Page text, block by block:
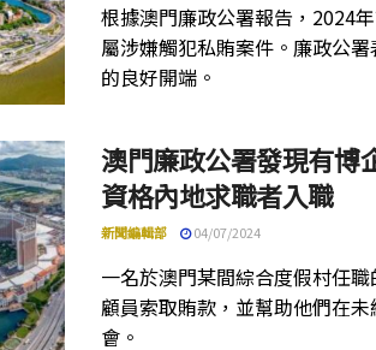
根據澳門廉政公署報告，2024
屬涉嫌觸犯私賄案件。廉政公
的良好開端。
澳門廉政公署發現有博
資格內地求職者入職
新聞編輯部 04/07/2024
一名於澳門某間綜合度假村任
顧員索取賄款，並幫助他們在
會。